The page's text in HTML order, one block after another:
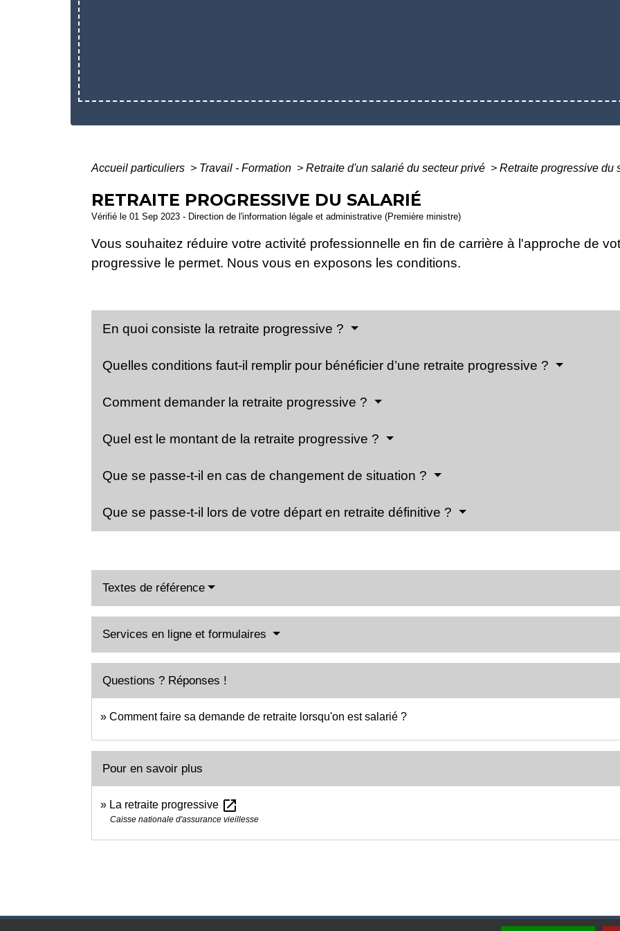
Accueil particuliers > Travail - Formation > Retraite d'un salarié du secteur privé > Retraite progressive du
RETRAITE PROGRESSIVE DU SALARIÉ
Vérifié le 01 Sep 2023 - Direction de l'information légale et administrative (Première ministre)
Vous souhaitez réduire votre activité professionnelle en fin de carrière à l'approche de
progressive le permet. Nous vous en exposons les conditions.
En quoi consiste la retraite progressive ?
Quelles conditions faut-il remplir pour bénéficier d’une retraite progressive ?
Comment demander la retraite progressive ?
Quel est le montant de la retraite progressive ?
Que se passe-t-il en cas de changement de situation ?
Que se passe-t-il lors de votre départ en retraite définitive ?
Textes de référence
Services en ligne et formulaires
Questions ? Réponses !
Comment faire sa demande de retraite lorsqu'on est salarié ?
Pour en savoir plus
La retraite progressive open_in_new
Caisse nationale d'assurance vieillesse